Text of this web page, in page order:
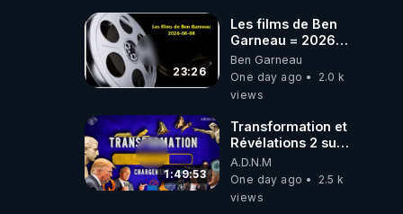
23:26
Les films de Ben
Garneau = 2026-
08-08
Ben Garneau
One day ago
2.0 k
views
1:49:53
Transformation et
Révélations 2 sur
2 - live du
07/08/26
A.D.N.M
One day ago
2.5 k
views